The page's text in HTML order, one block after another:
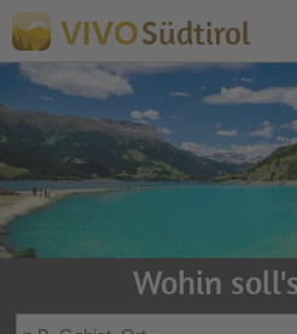
VIVOSüdtirol
Wohin